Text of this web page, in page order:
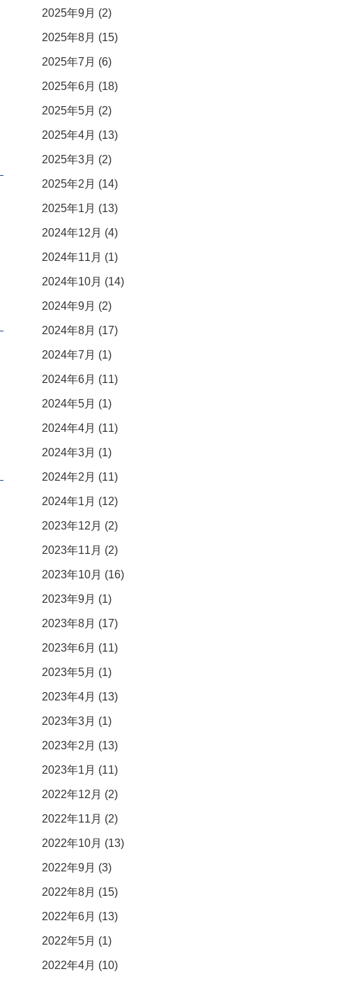
2025年9月 (2)
2025年8月 (15)
2025年7月 (6)
2025年6月 (18)
2025年5月 (2)
2025年4月 (13)
2025年3月 (2)
2025年2月 (14)
2025年1月 (13)
2024年12月 (4)
2024年11月 (1)
2024年10月 (14)
2024年9月 (2)
2024年8月 (17)
2024年7月 (1)
2024年6月 (11)
2024年5月 (1)
2024年4月 (11)
2024年3月 (1)
2024年2月 (11)
2024年1月 (12)
2023年12月 (2)
2023年11月 (2)
2023年10月 (16)
2023年9月 (1)
2023年8月 (17)
2023年6月 (11)
2023年5月 (1)
2023年4月 (13)
2023年3月 (1)
2023年2月 (13)
2023年1月 (11)
2022年12月 (2)
2022年11月 (2)
2022年10月 (13)
2022年9月 (3)
2022年8月 (15)
2022年6月 (13)
2022年5月 (1)
2022年4月 (10)